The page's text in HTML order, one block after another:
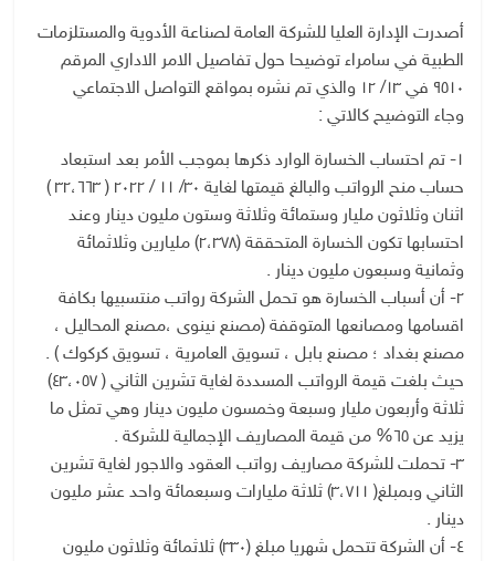
أصدرت الإدارة العليا للشركة العامة لصناعة الأدوية والمستلزمات
الطبية في سامراء توضيحا حول تفاصيل الامر الاداري المرقم
٩٥١٠ في ١٣/ ١٢ والذي تم نشره بمواقع التواصل الاجتماعي
وجاء التوضيح كالاتي :
١- تم احتساب الخسارة الوارد ذكرها بموجب الأمر بعد استبعاد
حساب منح الرواتب والبالغ قيمتها لغاية ٣٠/ ١١ / ٢٠٢٢ ( ٣٢،٦٦٣ )
اثنان وثلاثون مليار وستمائة وثلاثة وستون مليون دينار وعند
احتسابها تكون الخسارة المتحققة (٢،٣٧٨) مليارين وثلاثمائة
وثمانية وسبعون مليون دينار .
٢- أن أسباب الخسارة هو تحمل الشركة رواتب منتسبيها بكافة
اقسامها ومصانعها المتوقفة (مصنع نينوى ،مصنع المحاليل ،
مصنع بغداد ؛ مصنع بابل ، تسويق العامرية ، تسويق كركوك ) .
حيث بلغت قيمة الرواتب المسددة لغاية تشرين الثاني ( ٤٣،٠٥٧)
ثلاثة وأربعون مليار وسبعة وخمسون مليون دينار وهي تمثل ما
يزيد عن ٦٥% من قيمة المصاريف الإجمالية للشركة .
٣- تحملت للشركة مصاريف رواتب العقود والاجور لغاية تشرين
الثاني وبمبلغ( ٣،٧١١) ثلاثة مليارات وسبعمائة واحد عشر مليون
دينار .
٤- أن الشركة تتحمل شهريا مبلغ (٣٣٠) ثلاثمائة وثلاثون مليون